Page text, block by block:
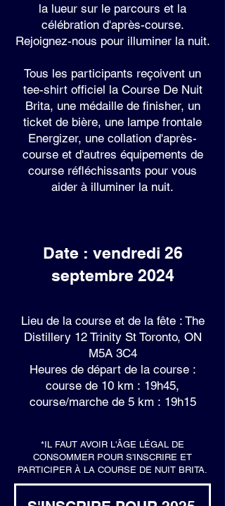
la lueur sur le parcours et la
célébration d'après-course.
Rejoignez-nous pour illuminer la nuit.
Tous les participants reçoivent un
tee-shirt officiel la Course De Nuit
Brita, une médaille de finisher, un
ticket de bière, une lampe frontale
Energizer, une collation d'après-
course et d'autres équipements de
course réfléchissants pour vous
aider à illuminer la nuit.
Date : vendredi 26
septembre 2024
Lieu de la course et de la fête : The
Distillery 12 Trinity St Toronto, ON
M5A 3C4
Heures de départ de la course :
course de 10 km : 19h45,
course/marche de 5 km : 19h15
*IL FAUT AVOIR L'ÂGE LÉGAL DE
CONSOMMER POUR S'INSCRIRE ET
PARTICIPER À LA COURSE DE NUIT BRITA.